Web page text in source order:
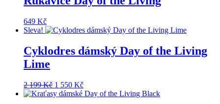
649 Kč
Sleva!
Cyklodres dámský Day of the Living
Lime
2 199Kč Původní
cena
1 550 KčAktuální
cena